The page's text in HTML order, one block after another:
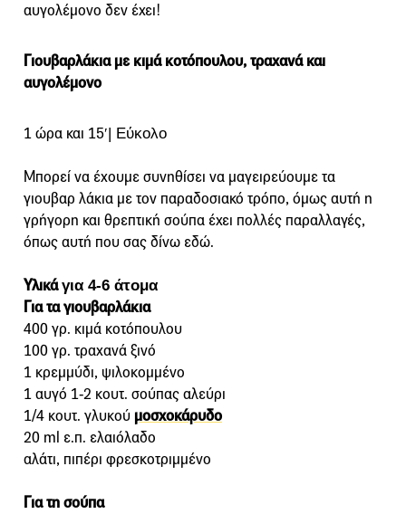
αυγολέμονο δεν έχει!
Γιουβαρλάκια µε κιµά κοτόπουλου, τραχανά και
αυγολέµονο
1 ώρα και 15′ | Εύκολο
Μπορεί να έχουµε συνηθίσει να µαγειρεύουµε τα
γιουβαρ λάκια µε τον παραδοσιακό τρόπο, όµως αυτή η
γρήγορη και θρεπτική σούπα έχει πολλές παραλλαγές,
όπως αυτή που σας δίνω εδώ.
Υλικάγια 4-6 άτομα
Για τα γιουβαρλάκια
400 γρ. κιµά κοτόπουλου
100 γρ. τραχανά ξινό
1 κρεµµύδι, ψιλοκοµµένο
1 αυγό 1-2 κουτ. σούπας αλεύρι
1/4 κουτ. γλυκού µοσχοκάρυδο
20 ml ε.π. ελαιόλαδο
αλάτι, πιπέρι φρεσκοτριµµένο
Για τη σούπα